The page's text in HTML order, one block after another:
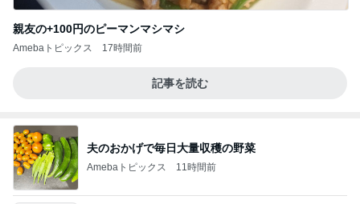
親友の+100円のピーマンマシマシ
Amebaトピックス 17時間前
記事を読む
夫のおかげで毎日大量収穫の野菜
Amebaトピックス 11時間前